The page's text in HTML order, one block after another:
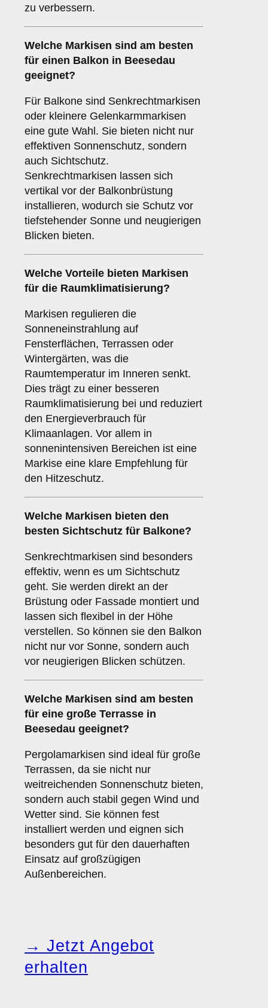
zu verbessern.
Welche Markisen sind am besten
für einen Balkon in Beesedau
geeignet?
Für Balkone sind Senkrechtmarkisen
oder kleinere Gelenkarmmarkisen
eine gute Wahl. Sie bieten nicht nur
effektiven Sonnenschutz, sondern
auch Sichtschutz.
Senkrechtmarkisen lassen sich
vertikal vor der Balkonbrüstung
installieren, wodurch sie Schutz vor
tiefstehender Sonne und neugierigen
Blicken bieten.
Welche Vorteile bieten Markisen
für die Raumklimatisierung?
Markisen regulieren die
Sonneneinstrahlung auf
Fensterflächen, Terrassen oder
Wintergärten, was die
Raumtemperatur im Inneren senkt.
Dies trägt zu einer besseren
Raumklimatisierung bei und reduziert
den Energieverbrauch für
Klimaanlagen. Vor allem in
sonnenintensiven Bereichen ist eine
Markise eine klare Empfehlung für
den Hitzeschutz.
Welche Markisen bieten den
besten Sichtschutz für Balkone?
Senkrechtmarkisen sind besonders
effektiv, wenn es um Sichtschutz
geht. Sie werden direkt an der
Brüstung oder Fassade montiert und
lassen sich flexibel in der Höhe
verstellen. So können sie den Balkon
nicht nur vor Sonne, sondern auch
vor neugierigen Blicken schützen.
Welche Markisen sind am besten
für eine große Terrasse in
Beesedau geeignet?
Pergolamarkisen sind ideal für große
Terrassen, da sie nicht nur
weitreichenden Sonnenschutz bieten,
sondern auch stabil gegen Wind und
Wetter sind. Sie können fest
installiert werden und eignen sich
besonders gut für den dauerhaften
Einsatz auf großzügigen
Außenbereichen.
→ Jetzt Angebot
erhalten